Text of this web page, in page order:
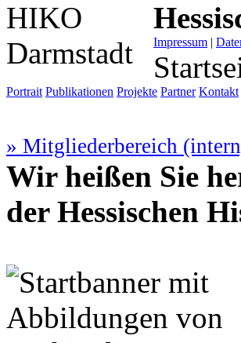
Impressum |
Portrait Publikationen Projekte Partner Kontakt
» Mitgliederbereich
Wir heißen Sie
der Hessischen